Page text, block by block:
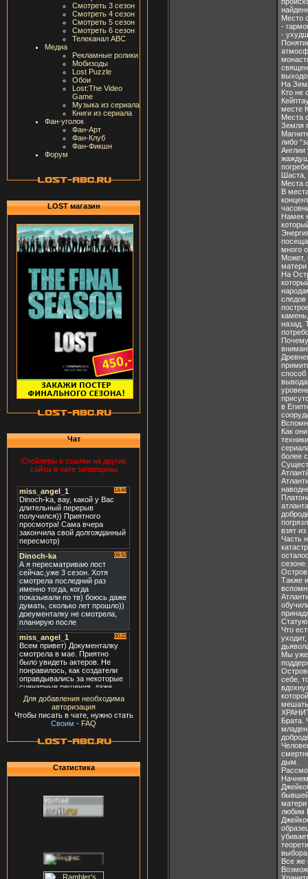
Смотреть 3 сезон
Смотреть 4 сезон
Смотреть 5 сезон
Смотреть 6 сезон
Телеканал ABC
Медиа
Рекламные ролики
Мобизоды
Lost Puzzle
Обои
Lost:The Video
Game
Музыка из сериала
Книги из сериала
Фан-уголок
Фан-Арт
Фан-Клуб
Фан-Фикшн
Форум
LOST магазин
Чат
Спойлеры и ссылки на другие
сайты в чате запрещены
Для добавления необходима
авторизация
Чтобы писать в чате, нужно стать
Своим - FAQ
Статистика
Место
-
-
На
Кто не
месте
Места
Земля
либо
Англии
Шаста,
Места
В
Намек
много
Может,
матери
На
следов
назад.
Почему
в
Как
более
взят
Часть
Остров
Также
Статую
Что
Мы уже
себе,
мешать
Брата.
дым.
бывшей
матери
любим
Все же